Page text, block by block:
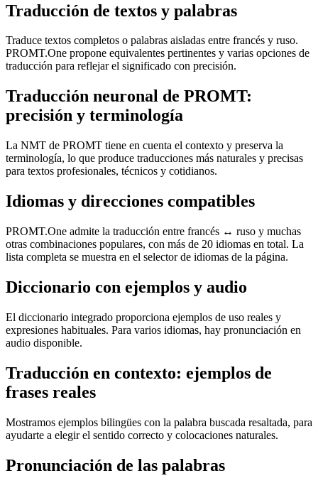
Traducción de textos y palabras
Traduce textos completos o palabras aisladas entre francés y ruso.
PROMT.One propone equivalentes pertinentes y varias opciones de
traducción para reflejar el significado con precisión.
Traducción neuronal de PROMT:
precisión y terminología
La NMT de PROMT tiene en cuenta el contexto y preserva la
terminología, lo que produce traducciones más naturales y precisas
para textos profesionales, técnicos y cotidianos.
Idiomas y direcciones compatibles
PROMT.One admite la traducción entre francés ↔ ruso y muchas
otras combinaciones populares, con más de 20 idiomas en total. La
lista completa se muestra en el selector de idiomas de la página.
Diccionario con ejemplos y audio
El diccionario integrado proporciona ejemplos de uso reales y
expresiones habituales. Para varios idiomas, hay pronunciación en
audio disponible.
Traducción en contexto: ejemplos de
frases reales
Mostramos ejemplos bilingües con la palabra buscada resaltada, para
ayudarte a elegir el sentido correcto y colocaciones naturales.
Pronunciación de las palabras